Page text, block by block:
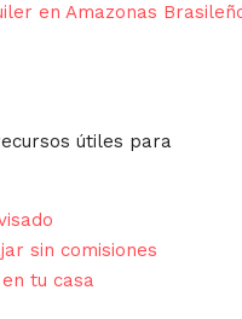
en Amazonas
útiles para
sin comisiones
tu casa